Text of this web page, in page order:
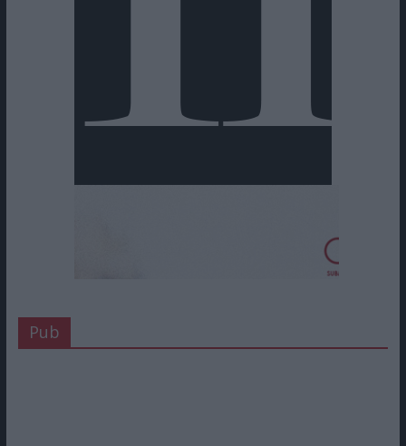
Pub